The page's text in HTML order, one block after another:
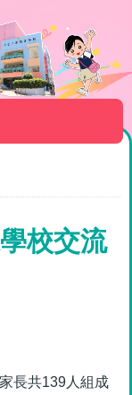
校交流
長共139人組成